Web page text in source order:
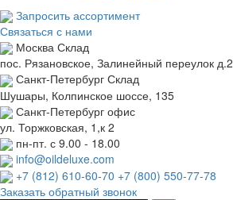
Запросить ассортимент
Связаться с нами
Москва Склад
пос. Рязановское, Залинейный переулок д.2
Санкт-Петербург Склад
Шушары, Колпинское шоссе, 135
Санкт-Петербург офис
ул. Торжковская, 1,к 2
пн-пт. с 9.00 - 18.00
info@oildeluxe.com
+7 (812) 610-60-70 +7 (800) 550-77-78
Заказать обратный звонок